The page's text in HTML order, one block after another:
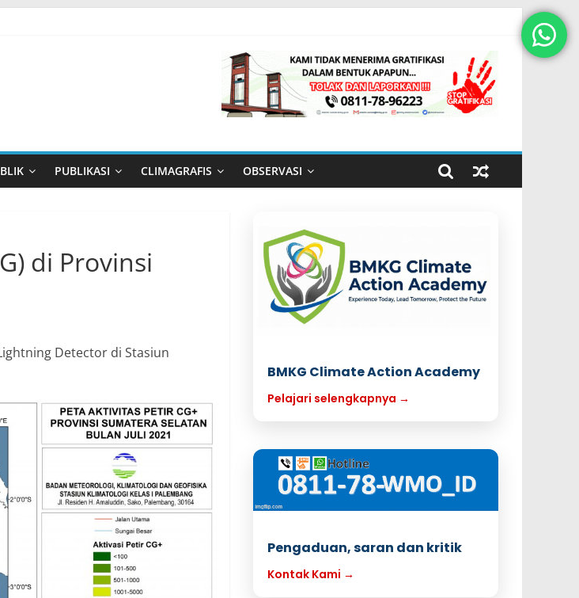
PUBLIKASI CLIMAGRAFIS OBSERVASI
di Provinsi
Detector di Stasiun
BMKG Climate Action Academy
Pelajari selengkapnya →
Pengaduan, saran dan kritik
Kontak Kami →